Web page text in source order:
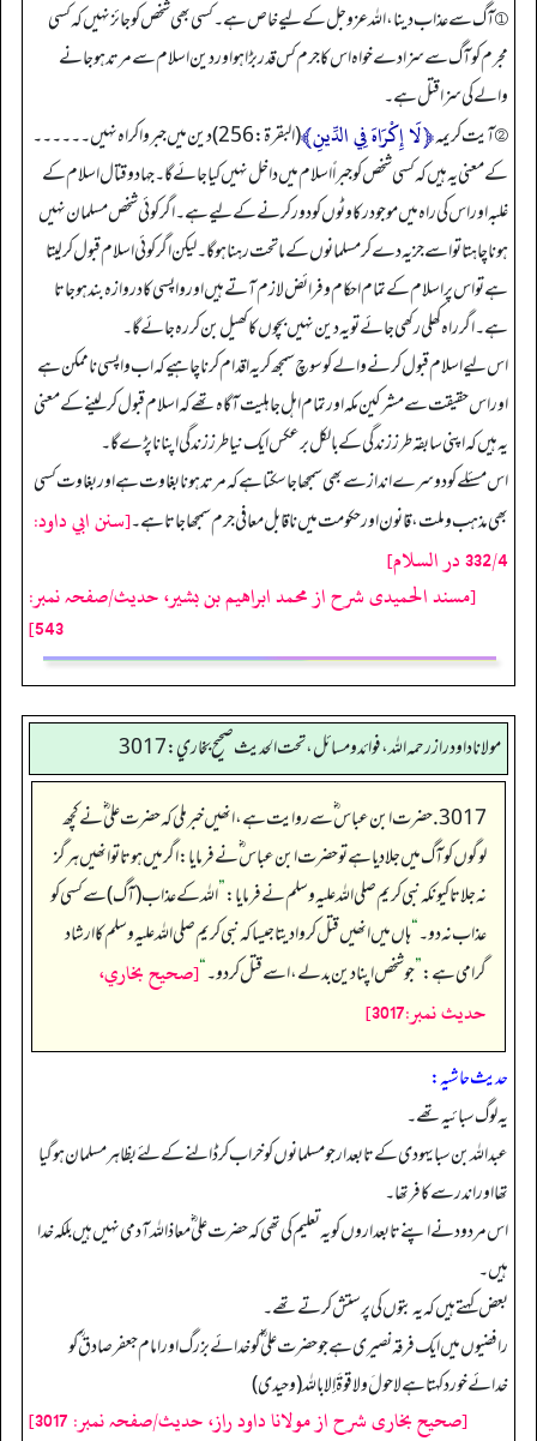
① آگ سے عذاب دینا، اللہ عزوجل کے لیے خاص ہے۔ کسی بھی شخص کو جائز نہیں کہ کسی
مجرم کو آگ سے سزا دے خواہ اس کا جرم کس قدر بڑا ہو اور دین اسلام سے مرتد ہو جانے
والے کی سزا قتل ہے۔
② آیت كريمه﴿لَا إِكْرَاهَ فِي الدِّينِ﴾
(البقرة: 256) دین میں جبر و اکراہ نہیں۔۔۔۔۔۔
کے معنی یہ ہیں کہ کسی شخص کو جبراً اسلام میں داخل نہیں کیا جائے گا۔ جہاد و قتال اسلام کے
غلبہ اور اس کی راہ میں موجود رکاوٹوں کو دور کر نے کے لیے ہے۔ اگر کوئی شخص مسلمان نہیں
ہونا چاہتا تو اسے جزیہ دے کر مسلمانوں کے ماتحت رہنا ہوگا۔ لیکن اگر کوئی اسلام قبول کر لیتا
ہے تو اس پر اسلام کے تمام احکام و فرائض لازم آتے ہیں اور واپسی کا دروازہ بند ہو جاتا
ہے۔ اگر راہ کھلی رکھی جائے تو یہ دین نہیں بچوں کا کھیل بن کر رہ جائے گا۔
اس لیے اسلام قبول کر نے والے کو سوچ سمجھ کر یہ اقدام کرنا چاہیے کہ اب واپسی ناممکن ہے
اور اس حقیقت سے مشرکین مکہ اور تمام اہل جاہلیت آگاہ تھے کہ اسلام قبول کر لینے کے معنی
یہ ہیں کہ اپنی سابقہ طرز زندگی کے بالکل برعکس ایک نیا طرز زندگی اپنانا پڑے گا۔
اس مسئلے کو دوسرے انداز سے بھی سمجھا جا سکتا ہے کہ مرتد ہونا بغاوت ہے اور بغاوت کسی
بھی مذہب وملت، قانون اور حکومت میں ناقابل معافی جرم سمجھا جا تا ہے۔[سنن ابي داود:
332/4 در السلام]
[مسند الحمیدی شرح از محمد ابراهيم بن بشير، حدیث/صفحہ نمبر:
543]
مولانا داود راز رحمه الله، فوائد و مسائل، تحت الحديث صحيح بخاري: 3017
3017. حضرت ابن عباس ؓسے روایت ہے، انھیں خبر ملی کہ حضرت علی ؓنے کچھ
لوگوں کو آگ میں جلادیا ہے توحضرت ابن عباس ؓنے فرمایا: اگر میں ہوتا تو انھیں ہرگز
نہ جلاتا کیونکہ نبی کریم صلی اللہ علیہ وسلم نے فرمایا:”اللہ کے عذاب (آگ) سے کسی کو
عذاب نہ دو۔“ہاں میں انھیں قتل کروا دیتا جیسا کہ نبی کریم صلی اللہ علیہ وسلم کا ارشاد
گرامی ہے:”جو شخص اپنا دین بدلے، اسے قتل کردو۔“[صحيح بخاري،
حديث نمبر:3017]
حدیث حاشیہ:
یہ لوگ سبائیہ تھے۔
عبداللہ بن سبا یہودی کے تابعدار جو مسلمانوں کو خراب کر ڈالنے کے لئے بظاہر مسلمان ہوگیا
تھا اور اندر سے کافر تھا۔
اس مردود نے اپنے تابعداروں کو یہ تعلیم کی تھی کہ حضرت علی ؓمعاذ اللہ آدمی نہیں ہیں بلکہ خدا
ہیں۔
بعض کہتے ہیں کہ یہ بتوں کی پرستش کرتے تھے۔
رافضیوں میں ایک فرقہ نصیری ہے جو حضرت علی ؓ کو خدائے بزرگ اور امام جعفر صادق ؒ کو
خدائے خورد کہتا ہے لا حولَ ولا قوةَ إلا باللہ (وحیدی)
[صحیح بخاری شرح از مولانا داود راز، حدیث/صفحہ نمبر: 3017]